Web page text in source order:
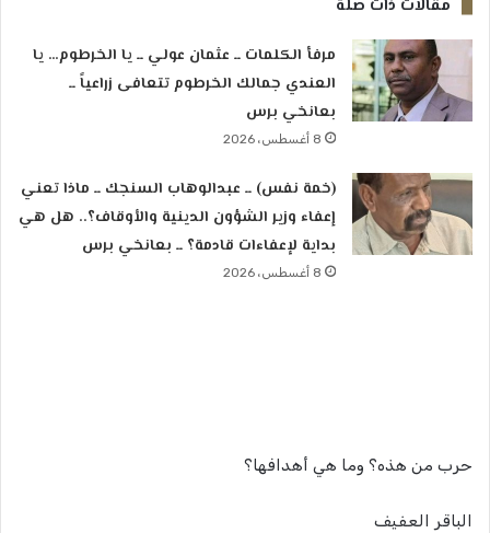
مقالات ذات صلة
مرفأ الكلمات ــ عثمان عولي ــ يا الخرطوم… يا
العندي جمالك الخرطوم تتعافى زراعياً ــ
بعانخي برس
8 أغسطس، 2026
(خمة نفس) ــ عبدالوهاب السنجك ــ ماذا تعني
إعفاء وزير الشؤون الدينية والأوقاف؟.. هل هي
بداية لإعفاءات قادمة؟ ــ بعانخي برس
8 أغسطس، 2026
حرب من هذه؟ وما هي أهدافها؟
الباقر العفيف